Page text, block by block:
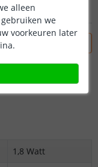
1,8 Watt
alleen
we
voorkeuren later